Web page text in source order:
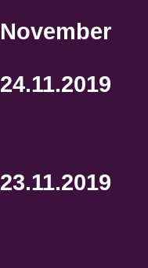
November
24.11.2019
23.11.2019